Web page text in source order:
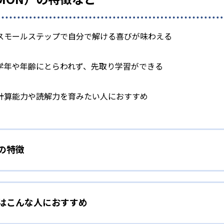
モールステップで自分で解ける喜びが味わえる
年や年齢にとらわれず、先取り学習ができる
算能力や読解力を育みたい人におすすめ
特徴
力別学習
ずに、一人ひとりの学力に応じたレベルから学習を始めて
こんな人におすすめ